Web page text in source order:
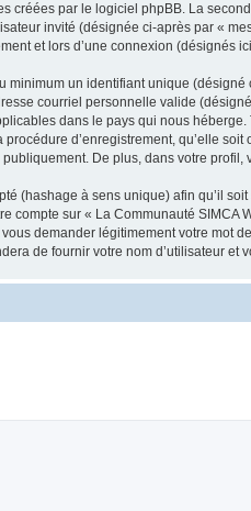
créées par le logiciel phpBB. La
invité (désignée ci-après par «
et lors d’une connexion (désignés
minimum un identifiant unique
courriel personnelle valide
dans le pays qui nous
procédure d’enregistrement, qu’elle
De plus, dans votre
(hashage à sens unique) afin qu’il
compte sur « La Communauté
demander légitimement votre mot
de fournir votre nom d’utilisateur